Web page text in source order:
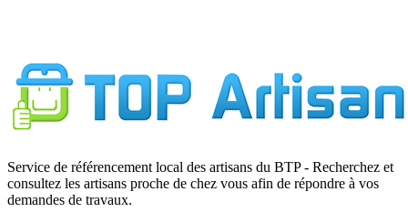
Service de référencement local des artisans du BTP - Recherchez et
consultez les artisans proche de chez vous afin de répondre à vos
demandes de travaux.